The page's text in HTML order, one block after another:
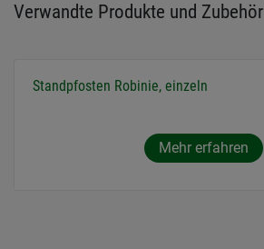
Verwandte Produkte und Zubehör
Standpfosten Robinie, einzeln
Mehr erfahren